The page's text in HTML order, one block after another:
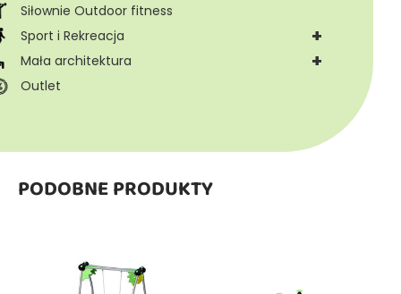
Siłownie Outdoor fitness
+
Sport i Rekreacja
+
Mała architektura
Outlet
PODOBNE PRODUKTY